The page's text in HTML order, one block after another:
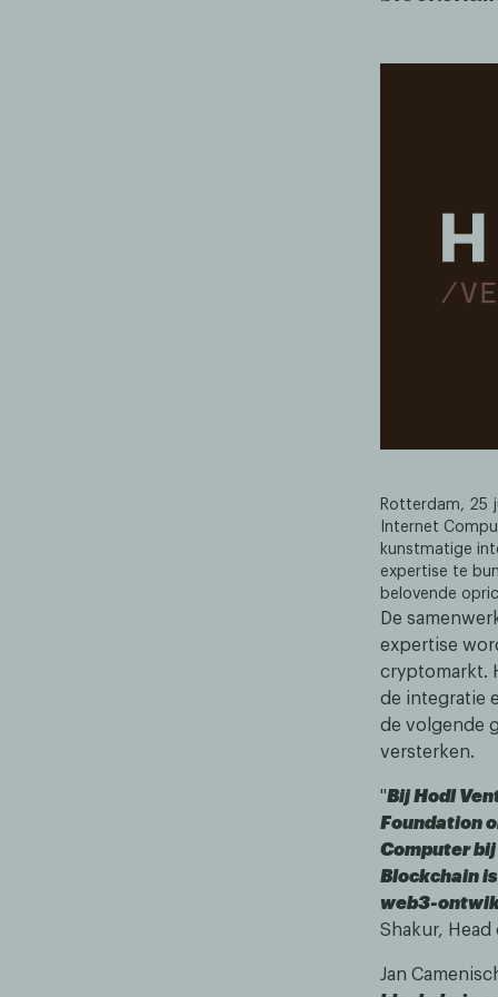
Rotterdam, 25
Internet
kunstmatige
expertise te
belovende
De
expertise
cryptomarkt.
de integratie
de volgende
versterken.
"Bij Hodl
Foundation
Computer
Blockchain
web3-
Shakur,
Jan